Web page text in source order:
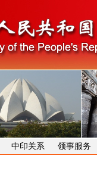
中印关系 领事服务